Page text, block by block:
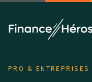
PRO & ENTREPRISES